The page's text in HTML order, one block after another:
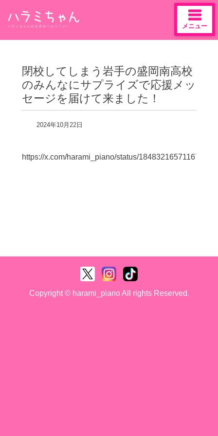
content
ハラミちゃんの公式ホームページ♪ メニュー
閉校してしまう岩手の盛岡南高校
のみんなにサプライズで応援メッ
セージを届けて来ました！
2024年10月22日
https://x.com/harami_piano/status/
Copyright © harami_piano All rights Reserved.